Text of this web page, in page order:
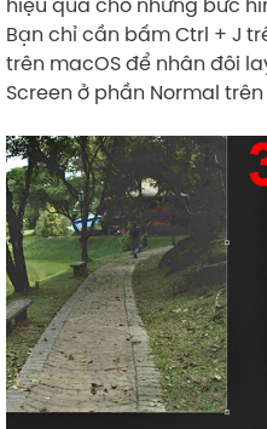
Bạn chỉ cần bấm Ctrl + J
trên macOS để nhân đôi
Screen ở phần Normal